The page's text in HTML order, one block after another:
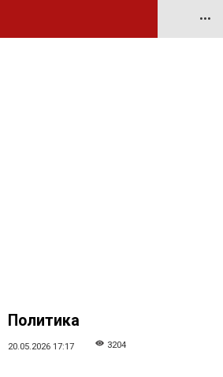
•••
Политика
20.05.2026 17:17 3204